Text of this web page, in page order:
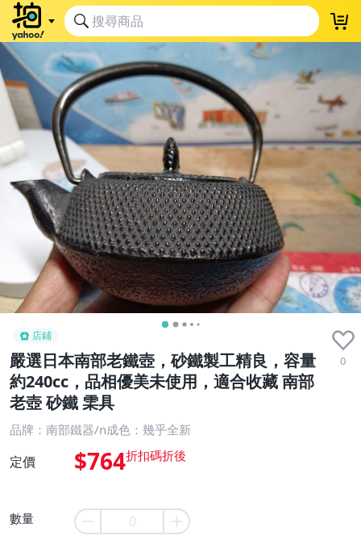
店鋪
嚴選日本南部老鐵壺，砂鐵製工精良，容量
約240cc，品相優美未使用，適合收藏 南部
老壺 砂鐵 雬具
0
品牌：南部鐵器/n成色：幾乎全新
定價 $764
數量